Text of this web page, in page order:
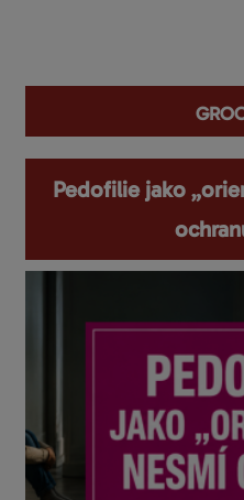
Pedofilie jako